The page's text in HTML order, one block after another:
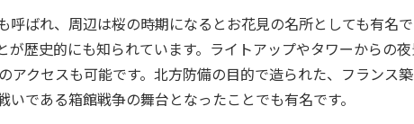
ばれ、周辺は桜の時期になるとお花見の名所としても有名
歴史的にも知られています。ライトアップやタワーからの
アクセスも可能です。北方防備の目的で造られた、フランス
である箱館戦争の舞台となったことでも有名です。